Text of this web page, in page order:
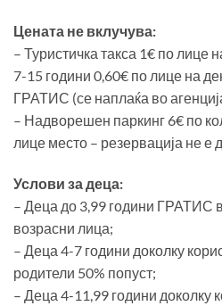
Цената не вклучува:
– Туристичка такса 1€ по лице
7-15 години 0,60€ по лице на
ГРАТИС (се наплаќа во
– Надворешен паркинг 6€ по
лице место – резервација не е
Услови за деца:
– Деца до 3,99 години ГРАТИС
возрасни лица;
– Деца 4-7 години доколку
родители 50% попуст;
– Деца 4-11,99 години доколку